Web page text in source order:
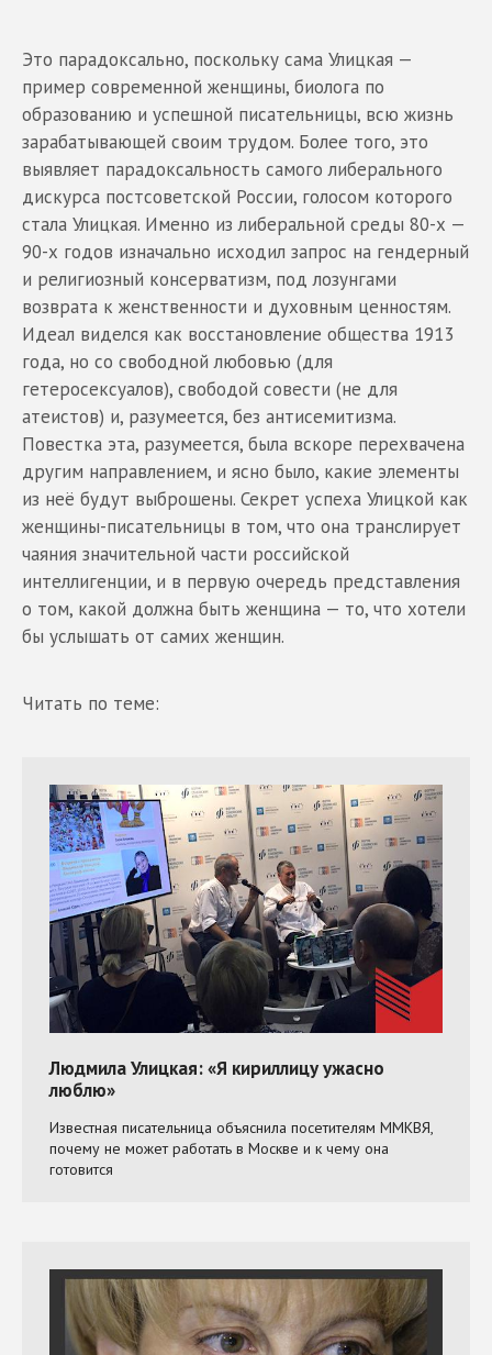
Это парадоксально, поскольку сама Улицкая —
пример современной женщины, биолога по
образованию и успешной писательницы, всю жизнь
зарабатывающей своим трудом. Более того, это
выявляет парадоксальность самого либерального
дискурса постсоветской России, голосом которого
стала Улицкая. Именно из либеральной среды 80-х —
90-х годов изначально исходил запрос на гендерный
и религиозный консерватизм, под лозунгами
возврата к женственности и духовным ценностям.
Идеал виделся как восстановление общества 1913
года, но со свободной любовью (для
гетеросексуалов), свободой совести (не для
атеистов) и, разумеется, без антисемитизма.
Повестка эта, разумеется, была вскоре перехвачена
другим направлением, и ясно было, какие элементы
из неё будут выброшены. Секрет успеха Улицкой как
женщины-писательницы в том, что она транслирует
чаяния значительной части российской
интеллигенции, и в первую очередь представления
о том, какой должна быть женщина — то, что хотели
бы услышать от самих женщин.
Читать по теме: